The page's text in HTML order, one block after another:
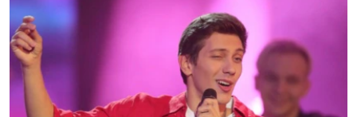
ТЕЛЕПРОЕКТ КРЫМ.РЕАЛИИ
СОВЕТЫ ПРАВОЗАЩИТНИКОВ
ПРОПАВШИЕ БЕЗ ВЕСТИ
ПОБЕДИТЕЛЕЙ НЕ СУДЯТ?
Українською
Qırımtatar
ПРИСОЕДИНЯЙТЕСЬ!